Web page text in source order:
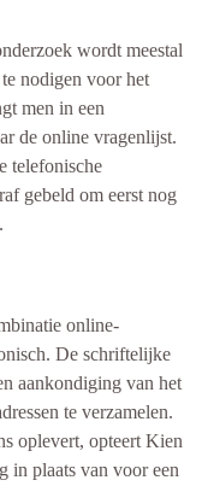
wordt meestal
nodigen voor het
men in een
de online vragenlijst.
telefonische
gebeld om eerst nog
online-
De schriftelijke
aankondiging van het
te verzamelen.
oplevert, opteert Kien
in plaats van voor een